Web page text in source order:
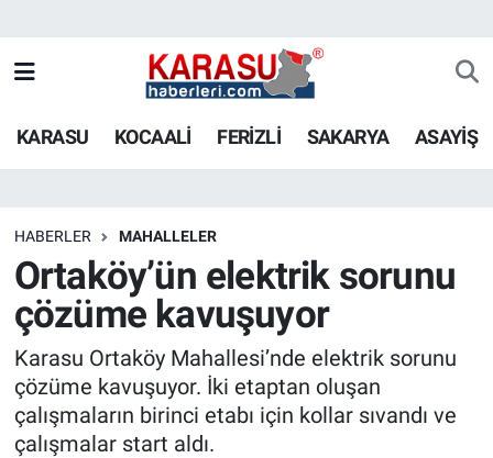
KARASU KOCAALİ FERİZLİ SAKARYA ASAYİŞ
HABERLER MAHALLELER
Ortaköy’ün elektrik sorunu
çözüme kavuşuyor
Karasu Ortaköy Mahallesi’nde elektrik sorunu
çözüme kavuşuyor. İki etaptan oluşan
çalışmaların birinci etabı için kollar sıvandı ve
çalışmalar start aldı.